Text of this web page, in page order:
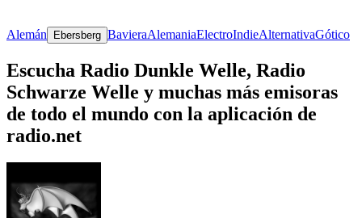
Alemán Ebersberg BavieraAlemaniaElectroIndieAlternativaGótico
Escucha Radio Dunkle Welle, Radio
Schwarze Welle y muchas más emisoras
de todo el mundo con la aplicación de
radio.net